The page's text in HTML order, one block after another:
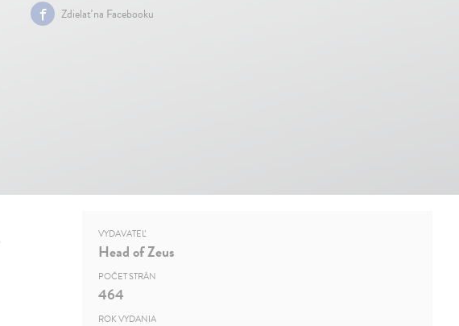
Zdielať na Facebooku
VYDAVATEĽ
Head of Zeus
POČET STRÁN
464
ROK VYDANIA